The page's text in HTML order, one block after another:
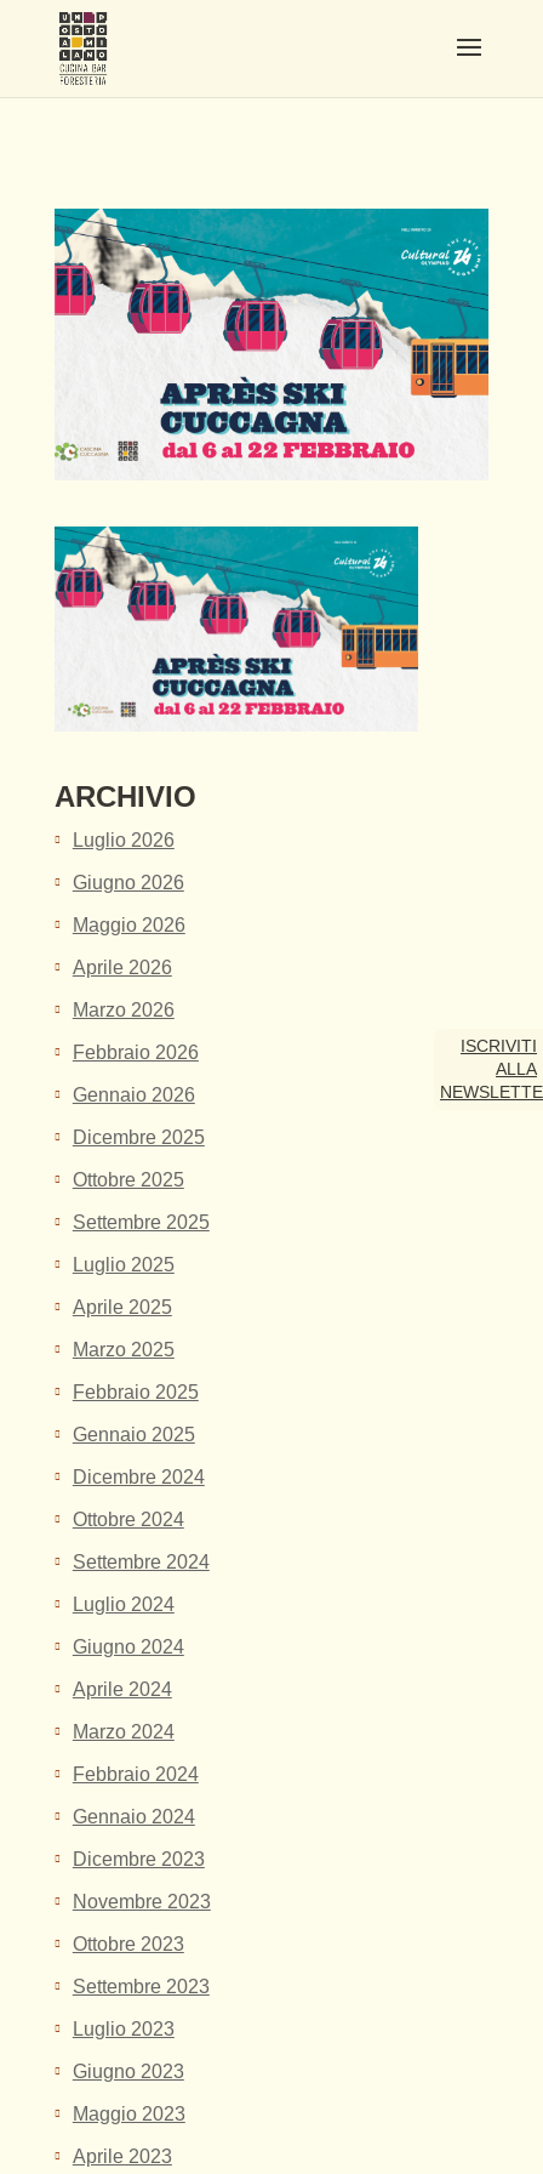
ARCHIVIO
Luglio 2026
Giugno 2026
Maggio 2026
Aprile 2026
Marzo 2026
Febbraio 2026
Gennaio 2026
Dicembre 2025
Ottobre 2025
Settembre 2025
Luglio 2025
Aprile 2025
Marzo 2025
Febbraio 2025
Gennaio 2025
Dicembre 2024
Ottobre 2024
Settembre 2024
Luglio 2024
Giugno 2024
Aprile 2024
Marzo 2024
Febbraio 2024
Gennaio 2024
Dicembre 2023
Novembre 2023
Ottobre 2023
Settembre 2023
Luglio 2023
Giugno 2023
Maggio 2023
Aprile 2023
ISCRIVITI
ALLA